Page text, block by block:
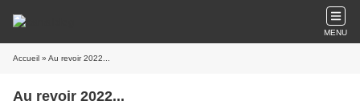
MENU
Accueil » Au revoir 2022...
Au revoir 2022...